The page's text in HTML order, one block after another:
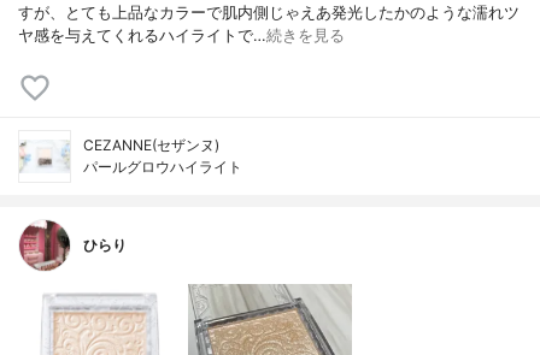
すが、とても上品なカラーで肌内側じゃえあ発光したかのような濡れツ
ヤ感を与えてくれるハイライトで…続きを見る
CEZANNE(セザンヌ)
パールグロウハイライト
ひらり